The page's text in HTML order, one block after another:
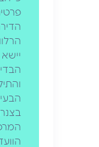
פרטית, בעל
הרלוונטית
יישא בעלות
והתיקון. אם
הבעיה היא
המרכזית,
הוועד ישלם